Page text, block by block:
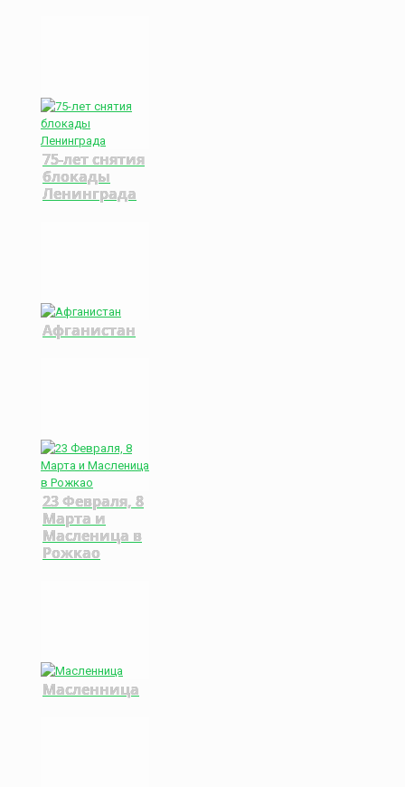
75-лет снятия
блокады
Ленинграда
Афганистан
23 Февраля, 8
Марта и
Масленица в
Рожкао
Масленница